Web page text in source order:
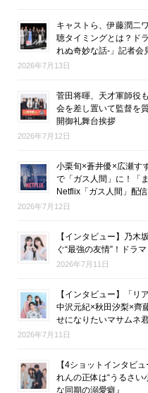
キャストら、伊藤潤二
聴タイミングとは？ド
れぬ奇妙な話-」記者会
2026年7月13日
菅田将暉、天才軍師役
会を差し置いて監督を
開御礼舞台挨拶
2026年7月12日
小栗旬×蒼井優×広瀬す
で「ガス人間」に！「
Netflix「ガス人間」配
2026年7月12日
【インタビュー】乃木
ぐ“最強の友情”！ドラ
2026年7月11日
【インタビュー】「リ
中沢元紀×秋田汐梨×齊
せになりたいマサムネ君
2026年7月11日
【4ショットインタビ
れんの正体は“うるさい
な同期の溺愛癖』